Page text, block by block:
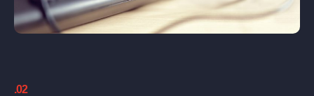
.02